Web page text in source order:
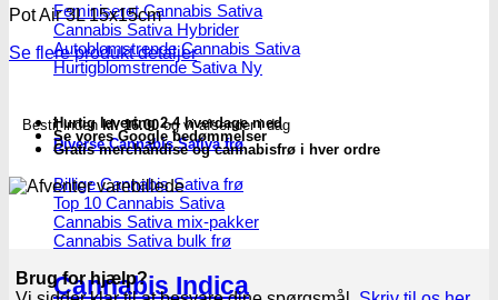
Feminiseret Cannabis Sativa
Cannabis Sativa Hybrider
Autoblomstrende Cannabis Sativa
Hurtigblomstrende Sativa
Diverse Cannabis Sativa frø
Billige Cannabis Sativa frø
Top 10 Cannabis Sativa
Cannabis Sativa mix-pakker
Cannabis Sativa bulk frø
Cannabis Indica
Pot Air 3L 15x15cm
Se flere produkt detaljer
Bestil indenkl. 16.00og vi afsender i dag
Hurtig levering 2-4 hverdage med
Se vores Google bedømmelser
Gratis merchandise og cannabisfrø i hver ordre
Brug for hjælp?